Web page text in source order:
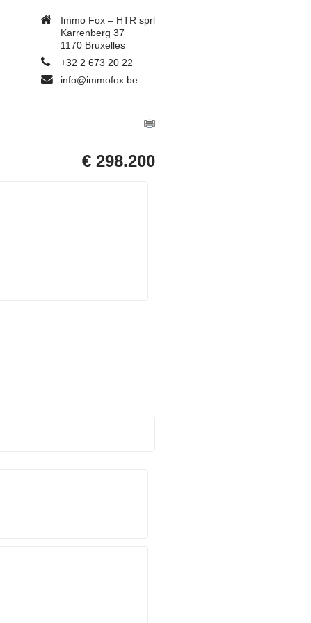
Immo Fox – HTR sprl
Karrenberg 37
1170 Bruxelles
+32 2 673 20 22
info@immofox.be
€ 298.200